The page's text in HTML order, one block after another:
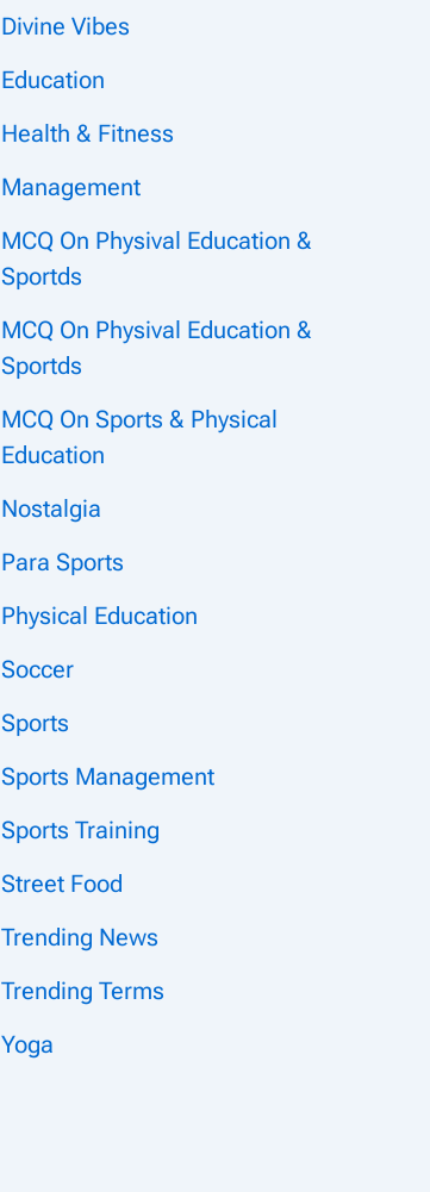
Divine Vibes
Education
Health & Fitness
Management
MCQ On Physival Education &
Sportds
MCQ On Physival Education &
Sportds
MCQ On Sports & Physical
Education
Nostalgia
Para Sports
Physical Education
Soccer
Sports
Sports Management
Sports Training
Street Food
Trending News
Trending Terms
Yoga